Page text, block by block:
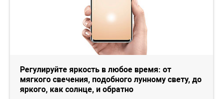
Регулируйте яркость в любое время: от
мягкого свечения, подобного лунному свету, до
яркого, как солнце, и обратно